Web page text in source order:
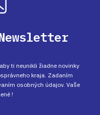
ti neunikli žiadne novinky
kraja. Zadaním
osobných údajov. Vaše
!